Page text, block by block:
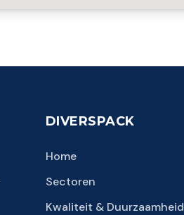
DIVERSPACK
Home
Sectoren
Kwaliteit & Duurzaamheid